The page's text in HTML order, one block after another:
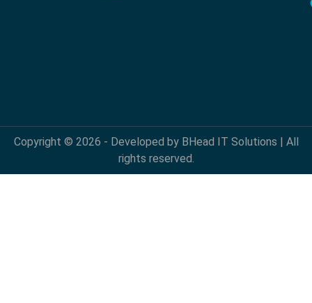
Copyright © 2026 - Developed by BHead IT Solutions | All
rights reserved.